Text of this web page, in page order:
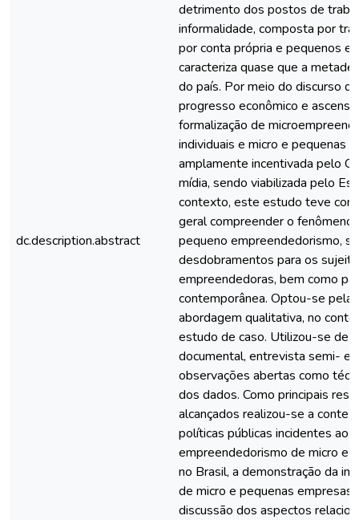
dc.description.abstract
detrimento dos postos de
informalidade, composta por
por conta própria e pequenos
caracteriza quase que a metade
do país. Por meio do discurso
progresso econômico e
formalização de
individuais e micro e pequenas
amplamente incentivada pelo
mídia, sendo viabilizada pelo
contexto, este estudo teve
geral compreender o fenômeno
pequeno empreendedorismo,
desdobramentos para os
empreendedoras, bem como
contemporânea. Optou-se pela
abordagem qualitativa, no
estudo de caso. Utilizou-se de
documental, entrevista semi-
observações abertas como
dos dados. Como principais
alcançados realizou-se a
políticas públicas incidentes ao
empreendedorismo de micro e
no Brasil, a demonstração da
de micro e pequenas
discussão dos aspectos